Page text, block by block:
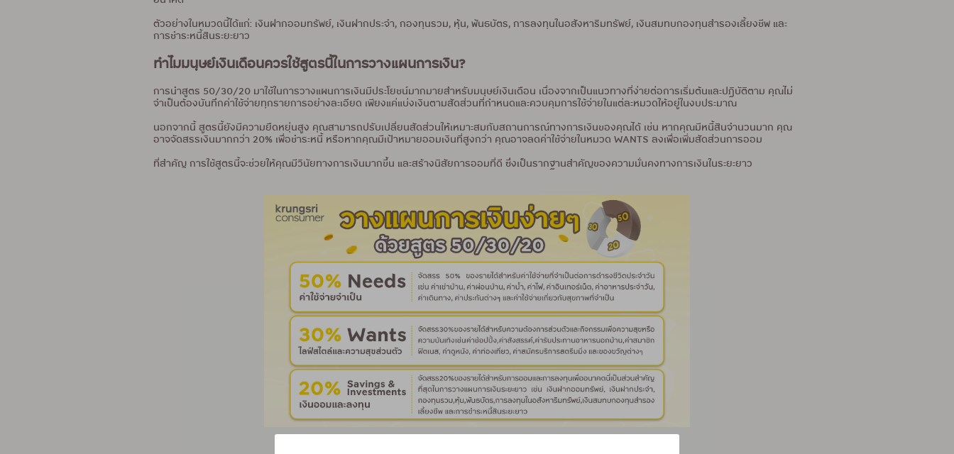
ตัวอย่างในหมวดนี้ได้แก่: เงินฝากออมทรัพย์, เงินฝากประจำ, กองทุนรวม, หุ้น, พันธบัตร, การลงทุนในอสังหาริมทรัพย์, เงินสมทบกองทุนสำรองเลี้ยงชีพ และ
การชำระหนี้สินระยะยาว
ทำไมมนุษย์เงินเดือนควรใช้สูตรนี้ในการวางแผนการเงิน?
การนำสูตร 50/30/20 มาใช้ในการวางแผนการเงินมีประโยชน์มากมายสำหรับมนุษย์เงินเดือน เนื่องจากเป็นแนวทางที่ง่ายต่อการเริ่มต้นและปฏิบัติตาม คุณไม่
จำเป็นต้องบันทึกค่าใช้จ่ายทุกรายการอย่างละเอียด เพียงแค่แบ่งเงินตามสัดส่วนที่กำหนดและควบคุมการใช้จ่ายในแต่ละหมวดให้อยู่ในงบประมาณ
นอกจากนี้ สูตรนี้ยังมีความยืดหยุ่นสูง คุณสามารถปรับเปลี่ยนสัดส่วนให้เหมาะสมกับสถานการณ์ทางการเงินของคุณได้ เช่น หากคุณมีหนี้สินจำนวนมาก คุณ
อาจจัดสรรเงินมากกว่า 20% เพื่อชำระหนี้ หรือหากคุณมีเป้าหมายออมเงินที่สูงกว่า คุณอาจลดค่าใช้จ่ายในหมวด WANTS ลงเพื่อเพิ่มสัดส่วนการออม
ที่สำคัญ การใช้สูตรนี้จะช่วยให้คุณมีวินัยทางการเงินมากขึ้น และสร้างนิสัยการออมที่ดี ซึ่งเป็นรากฐานสำคัญของความมั่นคงทางการเงินในระยะยาว